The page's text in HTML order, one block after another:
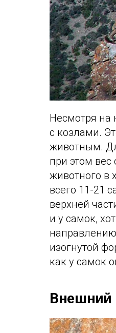
Несмотря на
с козлами.
животным.
при этом вес
животного в
всего 11-21
верхней
и у самок,
изогнутой
как у самок
Внешний